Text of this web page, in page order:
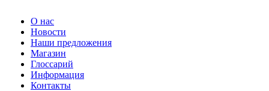
О нас
Новости
Наши предложения
Магазин
Глоссарий
Информация
Контакты